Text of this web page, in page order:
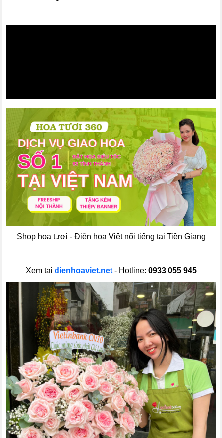
Shop hoa tươi - Điện hoa Việt nổi tiếng tại Tiền Giang
Xem tại dienhoaviet.net- Hotline: 0933 055 945